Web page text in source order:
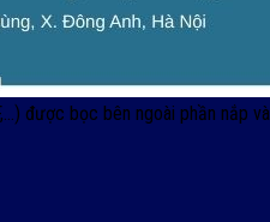
được bọc bên ngoài phần nắp và